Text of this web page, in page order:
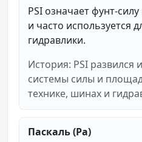
PSI означает фунт-
и часто используется
гидравлики.
История: PSI развился
системы силы и
технике, шинах и
Паскаль (Pa)